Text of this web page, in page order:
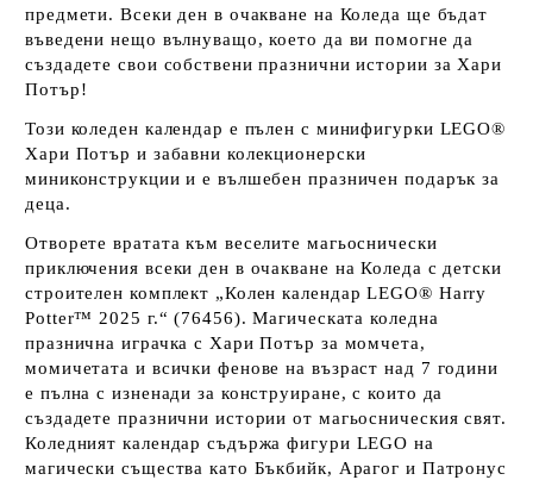
предмети. Всеки ден в очакване на Коледа ще бъдат
въведени нещо вълнуващо, което да ви помогне да
създадете свои собствени празнични истории за Хари
Потър!
Този коледен календар е пълен с минифигурки LEGO®
Хари Потър и забавни колекционерски
миниконструкции и е вълшебен празничен подарък за
деца.
Отворете вратата към веселите магьоснически
приключения всеки ден в очакване на Коледа с детски
строителен комплект „Колен календар LEGO® Harry
Potter™ 2025 г.“ (76456). Магическата коледна
празнична играчка с Хари Потър за момчета,
момичетата и всички фенове на възраст над 7 години
е пълна с изненади за конструиране, с които да
създадете празнични истории от магьосническия свят.
Коледният календар съдържа фигури LEGO на
магически същества като Бъкбийк, Арагог и Патронус